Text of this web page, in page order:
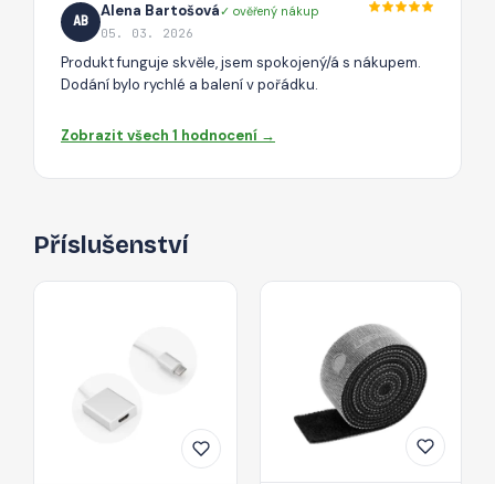
AB
Alena Bartošová✓ ověřený nákup
05. 03. 2026
Produkt funguje skvěle, jsem spokojený/á s nákupem.
Dodání bylo rychlé a balení v pořádku.
Zobrazit všech 1 hodnocení →
Příslušenství